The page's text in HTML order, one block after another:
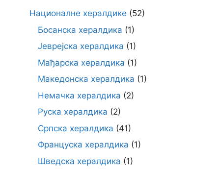
Националне хералдике (52)
Босанска хералдика (1)
Јеврејска хералдика (1)
Мађарска хералдика (1)
Македонска хералдика (1)
Немачка хералдика (2)
Руска хералдика (2)
Српска хералдика (41)
Француска хералдика (1)
Шведска хералдика (1)